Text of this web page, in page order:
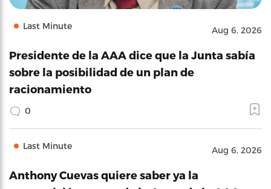
Last Minute Aug 6, 2026
Presidente de la AAA dice que la Junta sabía
sobre la posibilidad de un plan de
racionamiento
0
Last Minute Aug 6, 2026
Anthony Cuevas quiere saber ya la